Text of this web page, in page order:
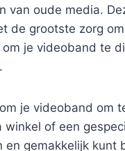
van oude media.
de grootste zorg
je videoband te
je videoband om
of een
gemakkelijk kunt